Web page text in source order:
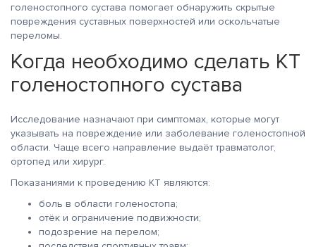
голеностопного сустава помогает обнаружить скрытые
повреждения суставных поверхностей или оскольчатые
переломы.
Когда необходимо сделать КТ
голеностопного сустава
Исследование назначают при симптомах, которые могут
указывать на повреждение или заболевание голеностопной
области. Чаще всего направление выдаёт травматолог,
ортопед или хирург.
Показаниями к проведению КТ являются:
боль в области голеностопа;
отёк и ограничение подвижности;
подозрение на перелом;